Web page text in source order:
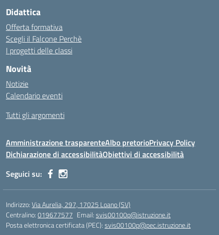
Didattica
Offerta formativa
Scegli il Falcone Perchè
I progetti delle classi
Novità
Notizie
Calendario eventi
Tutti gli argomenti
Amministrazione trasparenteAlbo pretorioPrivacy Policy
Dichiarazione di accessibilitàObiettivi di accessibilità
Seguici su:
Indirizzo:Via Aurelia, 297, 17025 Loano (SV)
Centralino:019677577 Email:svis00100p@istruzione.it
Posta elettronica certificata (PEC):svis00100p@pec.istruzione.it